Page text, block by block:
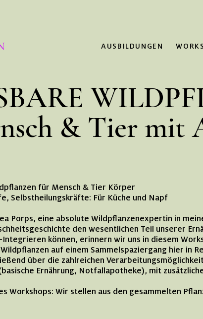
AUSBILDUNGEN
& Tier mit
für Mensch & Tier Körper
Selbstheilungskräfte: Für Küche und Napf
Porps, eine absolute Wildpflanzenexpertin in
den wesentlichen Teil unserer
können, erinnern wir uns in diesem
auf einem Sammelspaziergang hier in
über die zahlreichen
Ernährung, Notfallapotheke), mit
Workshops: Wir stellen aus den gesammelten